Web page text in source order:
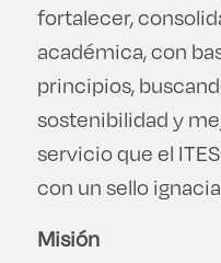
fortalecer,
académica, con
principios,
sostenibilidad y
servicio que el
con un sello
Misión